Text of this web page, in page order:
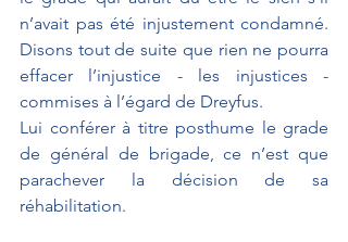
n’avait pas été injustement condamné.
Disons tout de suite que rien ne pourra
effacer l’injustice - les injustices -
commises à l’égard de Dreyfus.
Lui conférer à titre posthume le grade
de général de brigade, ce n’est que
parachever la décision de sa
réhabilitation.